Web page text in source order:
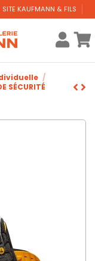
SITE KAUFMANN & FILS
SÉCURITÉ